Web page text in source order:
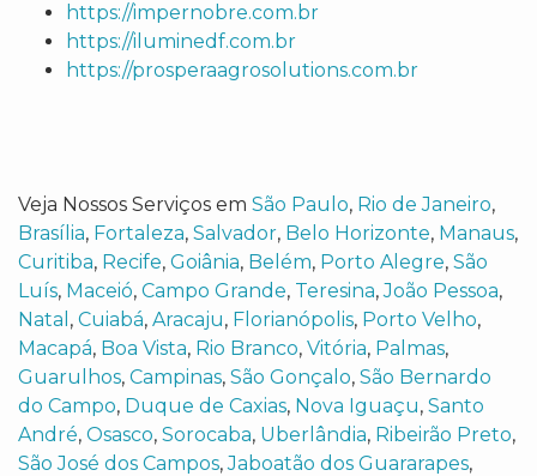
https://impernobre.com.br
https://iluminedf.com.br
https://prosperaagrosolutions.com.br
Veja Nossos Serviços em São Paulo, Rio de Janeiro,
Brasília, Fortaleza, Salvador, Belo Horizonte, Manaus,
Curitiba, Recife, Goiânia, Belém, Porto Alegre, São
Luís, Maceió, Campo Grande, Teresina,João Pessoa,
Natal , Cuiabá, Aracaju, Florianópolis, Porto Velho,
Macapá, Boa Vista, Rio Branco, Vitória, Palmas,
Guarulhos, Campinas, São Gonçalo, São Bernardo
do Campo, Duque de Caxias, Nova Iguaçu, Santo
André, Osasco, Sorocaba, Uberlândia, Ribeirão Preto,
São José dos Campos,Jaboatão dos Guararapes,